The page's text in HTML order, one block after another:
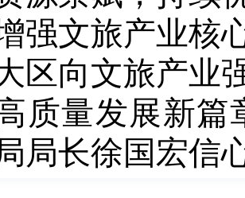
强文旅产业核
区向文旅产业
质量发展新篇
局长徐国宏信